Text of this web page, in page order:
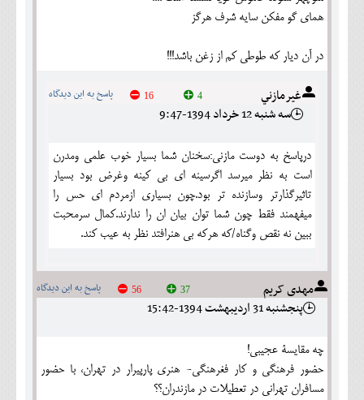
همای گو مفکن سایه شرف هرگز
در آن دیار که طوطی کم از زغن باشد!!!
غيرمازني پاسخ به این دیدگاه 4
16
سه شنبه 12 خرداد 1394-9:47
درپاسخ به دوست مازني:سخنان شما بسيار خوب علمي ومدرن
است به نظر ميرسد اگرسينه اي بي كينه وغرض بود بسيار
تاثيرگذارتر وسازنده تر بود.چون بسياري ازمردم اي حس را
ميفهمند فقط چون شما توان بيان ان را ندارند.كمال سرمحبت
ببين نه نقص وگناه/كه هركه بي هنرافتد نظر به عيب كند.
مهدی کریم پاسخ به این دیدگاه 37
56
پنجشنبه 31 ارديبهشت 1394-15:42
چه مقایسۀ عجیبی!
حضور فرهنگی و کار فغرهنگی- هنری پارپیرار در تهران، با حضور
مسافران تهرانی در تعطیلات در مازندران؟؟